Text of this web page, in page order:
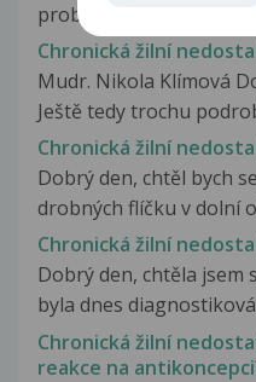
problémy s nohami a
Chronická žilní
Mudr. Nikola Klímová
Ještě tedy trochu
Chronická žilní
Dobrý den, chtěl bych
drobných flíčku v dolní
Chronická žilní
Dobrý den, chtěla jsem
byla dnes
Chronická žilní
reakce na